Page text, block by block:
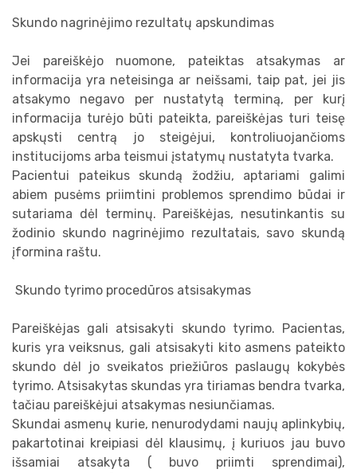
Skundo nagrinėjimo rezultatų apskundimas
Jei pareiškėjo nuomone, pateiktas atsakymas ar
informacija yra neteisinga ar neišsami, taip pat, jei jis
atsakymo negavo per nustatytą terminą, per kurį
informacija turėjo būti pateikta, pareiškėjas turi teisę
apskųsti centrą jo steigėjui, kontroliuojančioms
institucijoms arba teismui įstatymų nustatyta tvarka.
Pacientui pateikus skundą žodžiu, aptariami galimi
abiem pusėms priimtini problemos sprendimo būdai ir
sutariama dėl terminų. Pareiškėjas, nesutinkantis su
žodinio skundo nagrinėjimo rezultatais, savo skundą
įformina raštu.
Skundo tyrimo procedūros atsisakymas
Pareiškėjas gali atsisakyti skundo tyrimo. Pacientas,
kuris yra veiksnus, gali atsisakyti kito asmens pateikto
skundo dėl jo sveikatos priežiūros paslaugų kokybės
tyrimo. Atsisakytas skundas yra tiriamas bendra tvarka,
tačiau pareiškėjui atsakymas nesiunčiamas.
Skundai asmenų kurie, nenurodydami naujų aplinkybių,
pakartotinai kreipiasi dėl klausimų, į kuriuos jau buvo
išsamiai atsakyta ( buvo priimti sprendimai),